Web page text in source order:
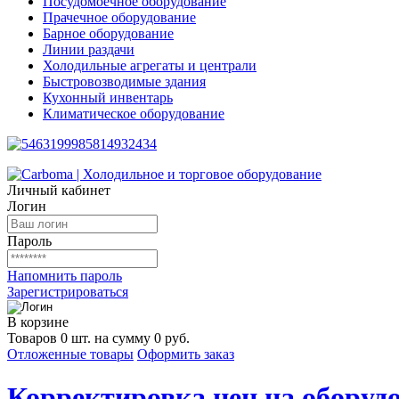
Прачечное оборудование
Барное оборудование
Линии раздачи
Холодильные агрегаты и централи
Быстровозводимые здания
Кухонный инвентарь
Климатическое оборудование
Личный кабинет
Логин
Пароль
Напомнить пароль
Зарегистрироваться
В корзине
Товаров 0 шт. на сумму 0 руб.
Отложенные товары Оформить заказ